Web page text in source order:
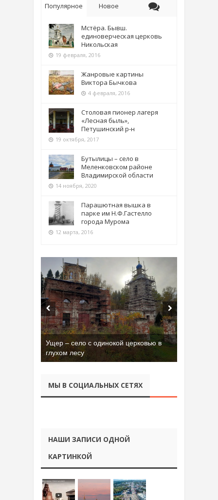
Популярное Новое
Мстёра. Бывш.
единоверческая церковь
Никольская
19 февраля, 2016
Жанровые картины
Виктора Бычкова
4 февраля, 2016
Столовая пионер лагеря
«Лесная быль»,
Петушинский р-н
19 октября, 2017
Бутылицы – село в
Меленковском районе
Владимирской области
14 ноября, 2020
Парашютная вышка в
парке им Н.Ф.Гастелло
города Мурома
12 марта, 2016
Ущер – село с одинокой церковью в
глухом лесу
МЫ В СОЦИАЛЬНЫХ СЕТЯХ
НАШИ ЗАПИСИ ОДНОЙ
КАРТИНКОЙ